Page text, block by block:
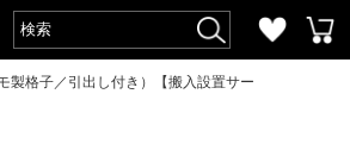
製格子／引出し付き）【搬入設置サー